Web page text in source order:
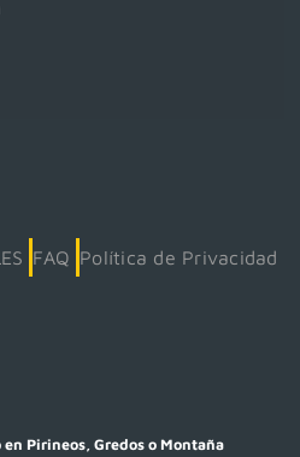
FAQ Política de Privacidad
Pirineos, Gredos o Montaña